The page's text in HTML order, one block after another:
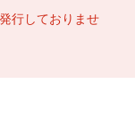
行しておりませ